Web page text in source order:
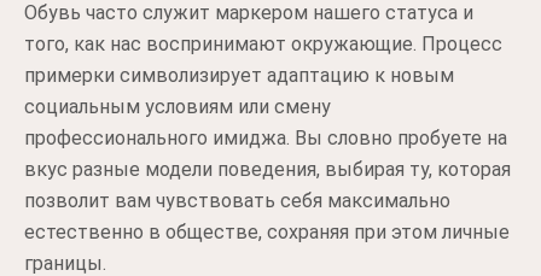
Обувь часто служит маркером нашего статуса и
того, как нас воспринимают окружающие. Процесс
примерки символизирует адаптацию к новым
социальным условиям или смену
профессионального имиджа. Вы словно пробуете на
вкус разные модели поведения, выбирая ту, которая
позволит вам чувствовать себя максимально
естественно в обществе, сохраняя при этом личные
границы.